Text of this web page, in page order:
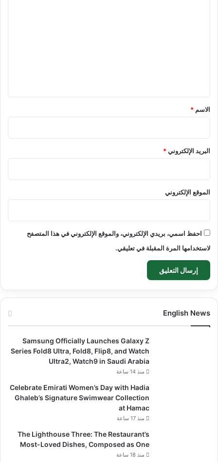
*
الاسم *
البريد الإلكتروني*
الموقع الإلكتروني
احفظ اسمي، بريدي الإلكتروني، والموقع الإلكتروني في هذا المتصفح
لاستخدامها المرة المقبلة في تعليقي.
English News
Samsung Officially Launches Galaxy Z
Series Fold8 Ultra, Fold8, Flip8, and Watch
Ultra2, Watch9 in Saudi Arabia
منذ 14 ساعة
Celebrate Emirati Women’s Day with Hadia
Ghaleb’s Signature Swimwear Collection
at Hamac
منذ 17 ساعة
The Lighthouse Three: The Restaurant’s
Most-Loved Dishes, Composed as One
منذ 18 ساعة